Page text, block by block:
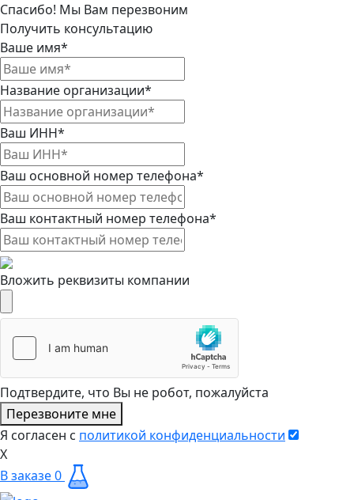
Спасибо! Мы Вам перезвоним
Получить консультацию
Ваше имя*
Название организации*
Ваш ИНН*
Ваш основной номер телефона*
Ваш контактный номер телефона*
Вложить реквизиты компании
Подтвердите, что Вы не робот, пожалуйста
Перезвоните мне
Я согласен с политикой конфиденциальности
X
В заказе0